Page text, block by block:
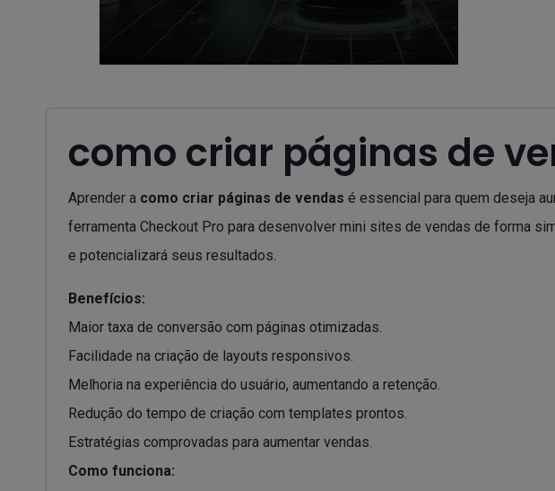
como criar páginas de
Aprender a como criar páginas de vendas é essencial para quem deseja
ferramenta Checkout Pro para desenvolver mini sites de vendas de forma
e potencializará seus resultados.
Benefícios:
Maior taxa de conversão com páginas otimizadas.
Facilidade na criação de layouts responsivos.
Melhoria na experiência do usuário, aumentando a retenção.
Redução do tempo de criação com templates prontos.
Estratégias comprovadas para aumentar vendas.
Como funciona: